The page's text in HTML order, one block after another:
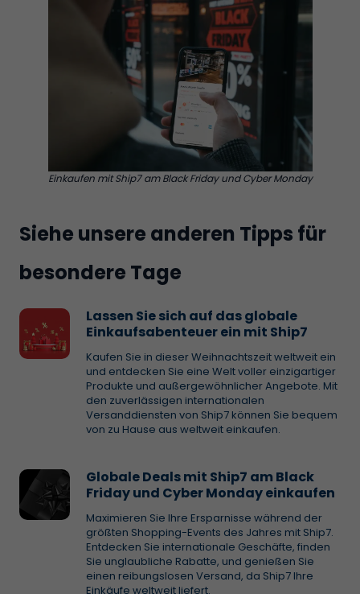
Einkaufen mit Ship7 am Black Friday und Cyber Monday
Siehe unsere anderen Tipps für
besondere Tage
Lassen Sie sich auf das globale
Einkaufsabenteuer ein mit Ship7
Kaufen Sie in dieser Weihnachtszeit weltweit ein
und entdecken Sie eine Welt voller einzigartiger
Produkte und außergewöhnlicher Angebote. Mit
den zuverlässigen internationalen
Versanddiensten von Ship7 können Sie bequem
von zu Hause aus weltweit einkaufen.
Globale Deals mit Ship7 am Black
Friday und Cyber Monday einkaufen
Maximieren Sie Ihre Ersparnisse während der
größten Shopping-Events des Jahres mit Ship7.
Entdecken Sie internationale Geschäfte, finden
Sie unglaubliche Rabatte, und genießen Sie
einen reibungslosen Versand, da Ship7 Ihre
Einkäufe weltweit liefert.